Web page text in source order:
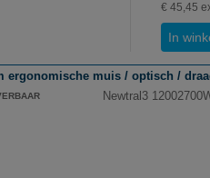
€ 45,45
In
ergonomische muis / optisch /
Newtral3